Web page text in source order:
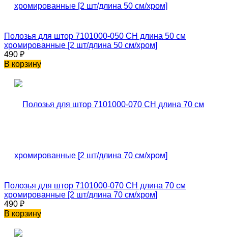
Полозья для штор 7101000-050 CH длина 50 см
хромированные [2 шт/длина 50 см/хром]
490 ₽
В корзину
Полозья для штор 7101000-070 CH длина 70 см
хромированные [2 шт/длина 70 см/хром]
490 ₽
В корзину